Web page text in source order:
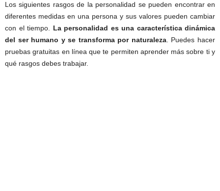
Los siguientes rasgos de la personalidad se pueden encontrar en
diferentes medidas en una persona y sus valores pueden cambiar
con el tiempo. La personalidad es una característica dinámica
del ser humano y se transforma por naturaleza. Puedes hacer
pruebas gratuitas en línea que te permiten aprender más sobre ti y
qué rasgos debes trabajar.